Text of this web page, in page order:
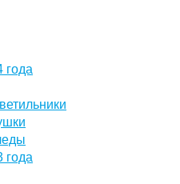
года
года